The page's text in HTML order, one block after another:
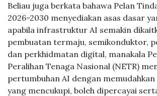
Beliau juga berkata bahawa Pelan
2026-2030 menyediakan asas dasar
apabila infrastruktur AI semakin
pembuatan termaju, semikonduktor,
dan perkhidmatan digital, manakala
Peralihan Tenaga Nasional (NETR)
pertumbuhan AI dengan
yang mencukupi, boleh dipercayai